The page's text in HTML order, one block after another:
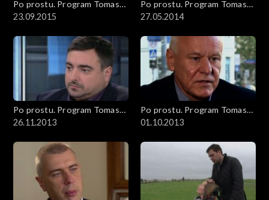
Po prostu. Program Tomasza
Sekielskiego
23.09.2015
Po prostu. Program Tomasza
Sekielskiego
27.05.2014
Po prostu. Program Tomasza
Sekielskiego
26.11.2013
Po prostu. Program Tomasza
Sekielskiego
01.10.2013